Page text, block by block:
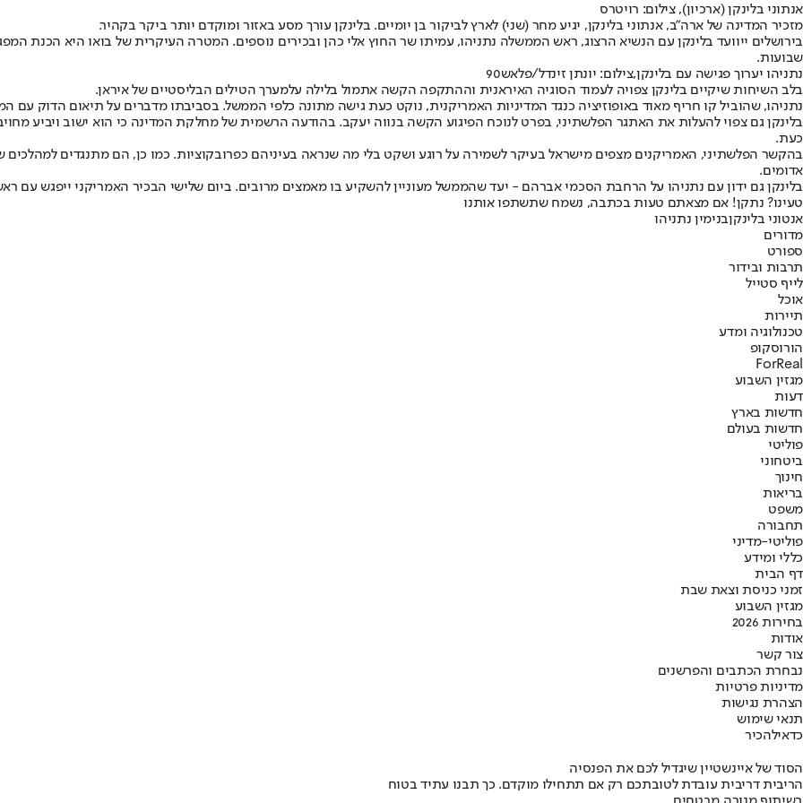
אנתוני בלינקן (ארכיון), צילום: רויטרס
מזכיר המדינה של ארה"ב, אנתוני בלינקן, יגיע מחר (שני) לארץ לביקור בן יומיים. בלינקן עורך מסע באזור ומוקדם יותר ביקר בקהיר.
בירושלים ייוועד בלינקן עם הנשיא הרצוג, ראש הממשלה נתניהו, עמיתו שר החוץ אלי כהן ובכירים נוספים. המטרה העיקרית של בואו היא הכנת
שבועות.
נתניהו יערוך פגישה עם בלינקן,צילום: יונתן זינדל/פלאש90
בלב השיחות שיקיים בלינקן צפויה לעמוד הסוגיה האיראנית וההתקפה הקשה אתמול בלילה עלמערך הטילים הבליסטיים של איראן.
נתניהו, שהוביל קו חריף מאוד באופוזיציה כנגד המדיניות האמריקנית, נוקט כעת גישה מתונה כלפי הממשל. בסביבתו מדברים על תיאום הדוק
בלינקן גם צפוי להעלות את האתגר הפלשתיני, בפרט לנוכח הפיגוע הקשה בנווה יעקב. בהודעה הרשמית של מחלקת המדינה כי הוא ישוב ויביע
כעת.
אדומים.
בלינקן גם ידון עם נתניהו על הרחבת הסכמי אברהם - יעד שהממשל מעוניין להשקיע בו מאמצים מרובים. ביום שלישי הבכיר האמריקני ייפגש עם
טעינו? נתקן! אם מצאתם טעות בכתבה, נשמח שתשתפו אותנו
אנטוני בלינקןבנימין נתניהו
מדורים
ספורט
תרבות ובידור
לייף סטייל
אוכל
תיירות
טכנולוגיה ומדע
הורוסקופ
ForReal
מגזין השבוע
דעות
חדשות בארץ
חדשות בעולם
פוליטי
ביטחוני
חינוך
בריאות
משפט
תחבורה
פוליטי-מדיני
כללי ומידע
דף הבית
זמני כניסת וצאת שבת
מגזין השבוע
בחירות 2026
אודות
צור קשר
נבחרת הכתבים והפרשנים
מדיניות פרטיות
הצהרת נגישות
תנאי שימוש
כדאילהכיר
הסוד של איינשטיין שיגדיל לכם את הפנסיה
הריבית דריבית עובדת לטובתכם רק אם תתחילו מוקדם. כך תבנו עתיד בטוח